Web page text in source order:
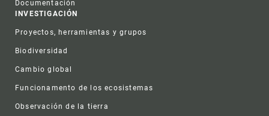
Documentación
INVESTIGACIÓN
Proyectos, herramientas y grupos
Biodiversidad
Cambio global
Funcionamento de los ecosistemas
Observación de la tierra